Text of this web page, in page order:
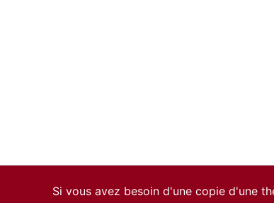
Si vous avez besoin d'une copie d'une